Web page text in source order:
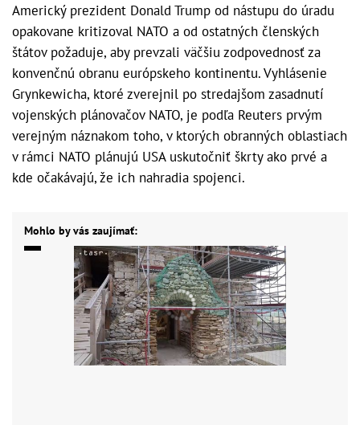
Americký prezident Donald Trump od nástupu do úradu
opakovane kritizoval NATO a od ostatných členských
štátov požaduje, aby prevzali väčšiu zodpovednosť za
konvenčnú obranu európskeho kontinentu. Vyhlásenie
Grynkewicha, ktoré zverejnil po stredajšom zasadnutí
vojenských plánovačov NATO, je podľa Reuters prvým
verejným náznakom toho, v ktorých obranných oblastiach
v rámci NATO plánujú USA uskutočniť škrty ako prvé a
kde očakávajú, že ich nahradia spojenci.
Mohlo by vás zaujímať: